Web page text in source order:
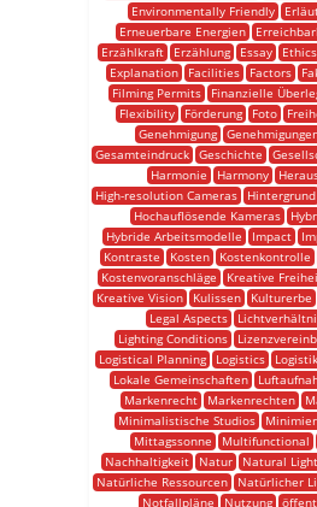
Environmentally Friendly
Erneuerbare Energien
Erzählkraft
Erzählung Essay Ethics
Explanation
Facilities Factors
Filming Permits
Finanzielle
Flexibility
Förderung Foto
Genehmigung
Gesamteindruck Geschichte
Harmonie
Harmony
High-resolution Cameras
Hintergrund
Hochauflösende Kameras
Hybride Arbeitsmodelle
Impact
Kontraste
Kosten Kostenkontrolle
Kostenvoranschläge
Kreative
Kreative Vision
Kulissen Kulturerbe
Legal Aspects
Lighting Conditions
Logistical Planning
Logistics Logistik
Lokale Gemeinschaften
Markenrecht
Markenrechten
Minimalistische Studios
Mittagssonne
Multifunctional
Nachhaltigkeit
Natur Natural Light
Natürliche Ressourcen
Natürlicher
Notfallpläne
Nutzung